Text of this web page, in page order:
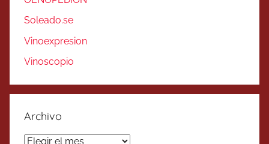
Soleado.se
Vinoexpresion
Vinoscopio
Archivo
Archivo